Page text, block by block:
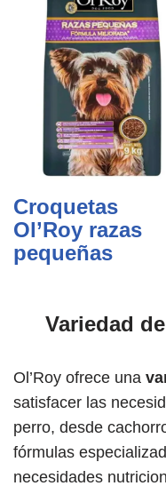
Croquetas
Ol’Roy razas
pequeñas
Variedad
Ol’Roy ofrece una
satisfacer las
perro, desde
fórmulas
necesidades